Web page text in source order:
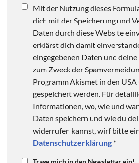
Mit der Nutzung dieses
dich mit der Speicherung und
Daten durch diese Website
erklärst dich damit
eingegebenen Daten und
zum Zweck der
Programm Akismet in den
gespeichert werden. Für
Informationen, wo, wie und
Daten speichern und wie du
widerrufen kannst, wirf bitte
Datenschutzerklärung *